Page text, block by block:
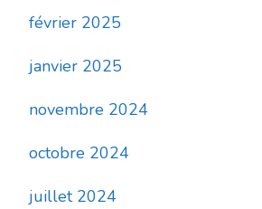
février 2025
janvier 2025
novembre 2024
octobre 2024
juillet 2024